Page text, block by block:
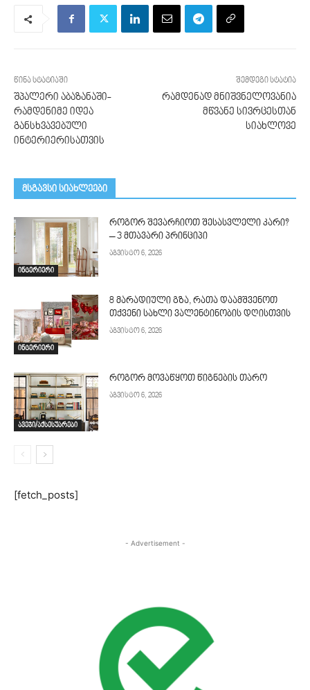
წინა სტატიაში
შპალერი აბაზანაში-
რამდენიმე იდეა
განსხვავებული
ინტერიერისათვის
შემდეგი სტატია
რამდენად მნიშვნელოვანია
მწვანე სივრცესთან
სიახლოვე
მსგავსი სიახლეები
ინტერიერი
როგორ შევარჩიოთ შესასვლელი კარი?
– 3 მთავარი პრინციპი
აგვისტო 6, 2026
ინტერიერი
8 მარადიული გზა, რათა დაამშვენოთ
თქვენი სახლი ვალენტინობის დღისთვის
აგვისტო 6, 2026
ავეჯი/აქსესუარები
როგორ მოვაწყოთ წიგნების თარო
აგვისტო 6, 2026
[fetch_posts]
- Advertisement -